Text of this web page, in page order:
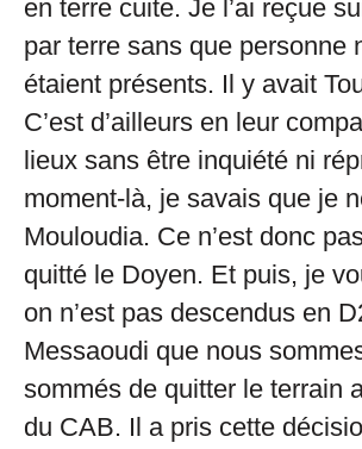
en terre cuite. Je l’ai reçue
par terre sans que personne
étaient présents. Il y avait
C’est d’ailleurs en leur
lieux sans être inquiété ni
moment-là, je savais que je
Mouloudia. Ce n’est donc
quitté le Doyen. Et puis, je
on n’est pas descendus en
Messaoudi que nous
sommés de quitter le terrain
du CAB. Il a pris cette